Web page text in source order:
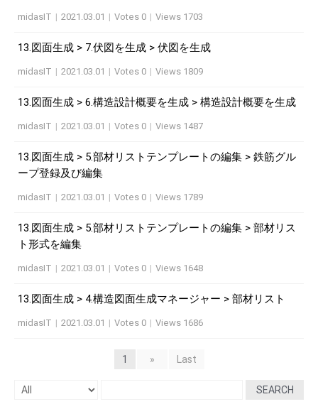
midasIT | 2021.03.01 | Votes 0 | Views 1703
13.図面生成 > 7.伏図を生成 > 伏図を生成
midasIT | 2021.03.01 | Votes 0 | Views 1809
13.図面生成 > 6.構造設計概要を生成 > 構造設計概要を生成
midasIT | 2021.03.01 | Votes 0 | Views 1487
13.図面生成 > 5.部材リストテンプレートの編集 > 鉄筋グル
ープ登録及び編集
midasIT | 2021.03.01 | Votes 0 | Views 1789
13.図面生成 > 5.部材リストテンプレートの編集 > 部材リス
ト形式を編集
midasIT | 2021.03.01 | Votes 0 | Views 1648
13.図面生成 > 4.構造図面生成マネージャー > 部材リスト
midasIT | 2021.03.01 | Votes 0 | Views 1686
1 » Last
SEARCH